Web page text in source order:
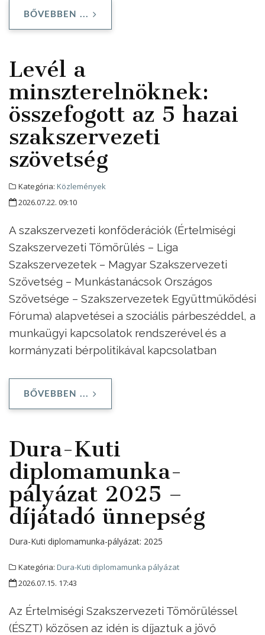
BŐVEBBEN ...
Levél a
minszterelnöknek:
összefogott az 5 hazai
szakszervezeti
szövetség
Kategória: Közlemények
2026.07.22. 09:10
A szakszervezeti konföderációk (Értelmiségi
Szakszervezeti Tömörülés – Liga
Szakszervezetek – Magyar Szakszervezeti
Szövetség – Munkástanácsok Országos
Szövetsége – Szakszervezetek Együttműködési
Fóruma) alapvetései a szociális párbeszéddel, a
munkaügyi kapcsolatok rendszerével és a
kormányzati bérpolitikával kapcsolatban
BŐVEBBEN ...
Dura-Kuti
diplomamunka-
pályázat 2025 –
díjátadó ünnepség
Dura-Kuti diplomamunka-pályázat: 2025
Kategória: Dura-Kuti diplomamunka pályázat
2026.07.15. 17:43
Az Értelmiségi Szakszervezeti Tömörüléssel
(ÉSZT) közösen az idén is díjaztuk a jövő